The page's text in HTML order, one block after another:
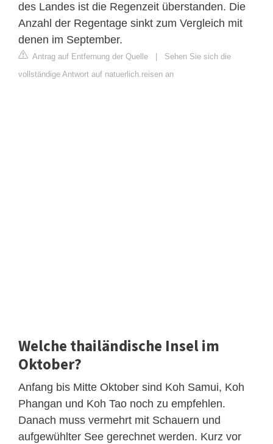
des Landes ist die Regenzeit überstanden. Die
Anzahl der Regentage sinkt zum Vergleich mit
denen im September.
Antrag auf Entfernung der Quelle
Sehen Sie sich die
vollständige Antwort auf natuerlich.reisen an
Welche thailändische Insel im
Oktober?
Anfang bis Mitte Oktober sind Koh Samui, Koh
Phangan und Koh Tao noch zu empfehlen.
Danach muss vermehrt mit Schauern und
aufgewühlter See gerechnet werden. Kurz vor